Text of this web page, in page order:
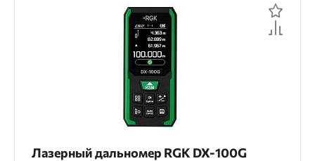
Лазерный дальномер RGK DX-100G